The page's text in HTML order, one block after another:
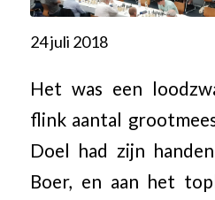
24 juli 2018
Het was een
flink aantal
Doel had zijn
Boer, en aan het